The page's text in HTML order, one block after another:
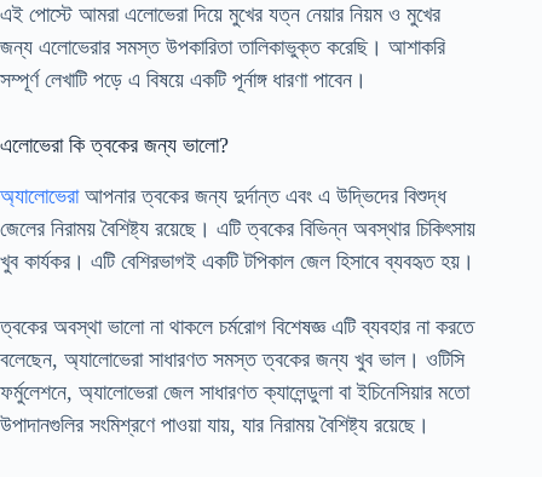
এই পোস্টে আমরা এলোভেরা দিয়ে মুখের যত্ন নেয়ার নিয়ম ও মুখের
জন্য এলোভেরার সমস্ত উপকারিতা তালিকাভুক্ত করেছি। আশাকরি
সম্পূর্ণ লেখাটি পড়ে এ বিষয়ে একটি পূর্নাঙ্গ ধারণা পাবেন।
এলোভেরা কি ত্বকের জন্য ভালো?
অ্যালোভেরাআপনার ত্বকের জন্য দুর্দান্ত এবং এ উদ্ভিদের বিশুদ্ধ
জেলের নিরাময় বৈশিষ্ট্য রয়েছে। এটি ত্বকের বিভিন্ন অবস্থার চিকিৎসায়
খুব কার্যকর। এটি বেশিরভাগই একটি টপিকাল জেল হিসাবে ব্যবহৃত হয়।
ত্বকের অবস্থা ভালো না থাকলে চর্মরোগ বিশেষজ্ঞ এটি ব্যবহার না করতে
বলেছেন, অ্যালোভেরা সাধারণত সমস্ত ত্বকের জন্য খুব ভাল। ওটিসি
ফর্মুলেশনে, অ্যালোভেরা জেল সাধারণত ক্যালেন্ডুলা বা ইচিনেসিয়ার মতো
উপাদানগুলির সংমিশ্রণে পাওয়া যায়, যার নিরাময় বৈশিষ্ট্য রয়েছে।